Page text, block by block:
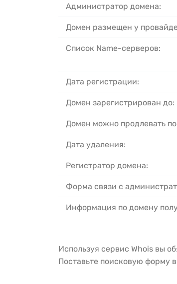
Администратор домена:
Домен размещен у
Список Name-серверов:
Дата регистрации:
Домен зарегистрирован до:
Домен можно продлевать
Дата удаления:
Регистратор домена:
Форма связи с
Информация по домену
Используя сервис Whois вы
Поставьте поисковую форму